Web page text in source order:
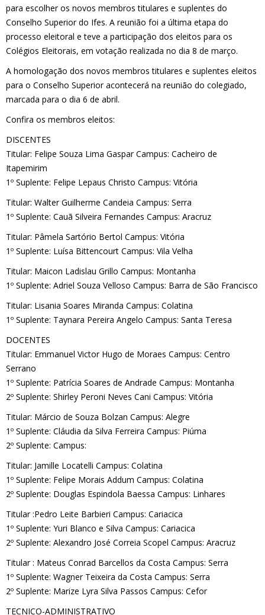
para escolher os novos membros titulares e suplentes do
Conselho Superior do Ifes. A reunião foi a última etapa do
processo eleitoral e teve a participação dos eleitos para os
Colégios Eleitorais, em votação realizada no dia 8 de março.
A homologação dos novos membros titulares e suplentes eleitos
para o Conselho Superior acontecerá na reunião do colegiado,
marcada para o dia 6 de abril.
Confira os membros eleitos:
DISCENTES
Titular: Felipe Souza Lima Gaspar Campus: Cacheiro de
Itapemirim
1º Suplente: Felipe Lepaus Christo Campus: Vitória
Titular: Walter Guilherme Candeia Campus: Serra
1º Suplente: Cauã Silveira Fernandes Campus: Aracruz
Titular: Pâmela Sartório Bertol Campus: Vitória
1º Suplente: Luísa Bittencourt Campus: Vila Velha
Titular: Maicon Ladislau Grillo Campus: Montanha
1º Suplente: Adriel Souza Velloso Campus: Barra de São Francisco
Titular: Lisania Soares Miranda Campus: Colatina
1º Suplente: Taynara Pereira Angelo Campus: Santa Teresa
DOCENTES
Titular: Emmanuel Victor Hugo de Moraes Campus: Centro
Serrano
1º Suplente: Patrícia Soares de Andrade Campus: Montanha
2º Suplente: Shirley Peroni Neves Cani Campus: Vitória
Titular: Márcio de Souza Bolzan Campus: Alegre
1º Suplente: Cláudia da Silva Ferreira Campus: Piúma
2º Suplente: Campus:
Titular: Jamille Locatelli Campus: Colatina
1º Suplente: Felipe Morais Addum Campus: Colatina
2º Suplente: Douglas Espindola Baessa Campus: Linhares
Titular :Pedro Leite Barbieri Campus: Cariacica
1º Suplente: Yuri Blanco e Silva Campus: Cariacica
2º Suplente: Alexandro José Correia Scopel Campus: Aracruz
Titular : Mateus Conrad Barcellos da Costa Campus: Serra
1º Suplente: Wagner Teixeira da Costa Campus: Serra
2º Suplente: Marize Lyra Silva Passos Campus: Cefor
TECNICO-ADMINISTRATIVO